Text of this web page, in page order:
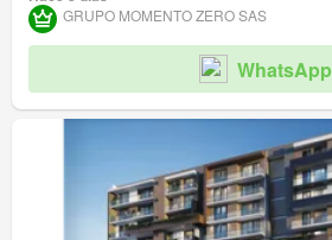
GRUPO MOMENTO ZERO SAS
WhatsApp